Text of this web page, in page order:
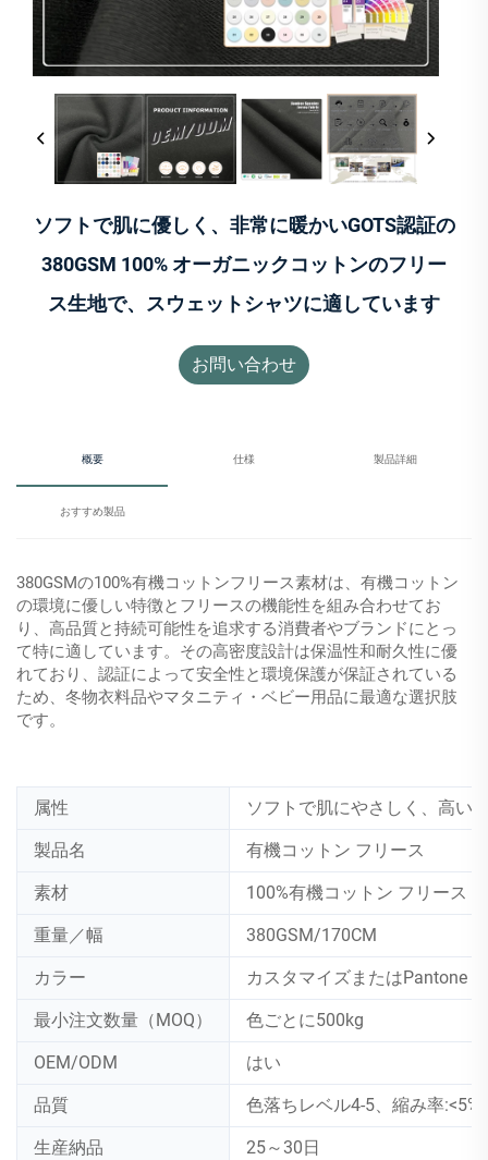
ソフトで肌に優しく、非常に暖かいGOTS認証の
380GSM 100% オーガニックコットンのフリー
ス生地で、スウェットシャツに適しています
お問い合わせ
概要 仕様 製品詳細
おすすめ製品
380GSMの100%有機コットンフリース素材は、有機コットン
の環境に優しい特徴とフリースの機能性を組み合わせてお
り、高品質と持続可能性を追求する消費者やブランドにとっ
て特に適しています。その高密度設計は保温性和耐久性に優
れており、認証によって安全性と環境保護が保証されている
ため、冬物衣料品やマタニティ・ベビー用品に最適な選択肢
です。
属性 ソフトで肌にやさしく、高い
製品名 有機コットン フリース
素材 100%有機コットン フリース
重量／幅 380GSM/170CM
カラー カスタマイズまたはPantone
最小注文数量（MOQ） 色ごとに500kg
OEM/ODM はい
品質 色落ちレベル4-5、縮み率:<5%
生産納品 25～30日